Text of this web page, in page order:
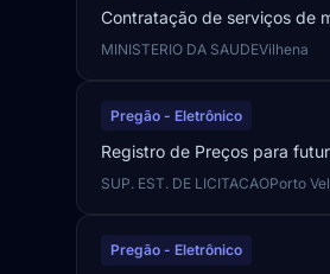
Contratação de serviços de
MINISTERIO DA SAUDEVilhena
Pregão - Eletrônico
Registro de Preços para
SUP. EST. DE LICITACAOPorto
Pregão - Eletrônico